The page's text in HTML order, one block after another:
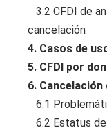
3.2 CFDI de
cancelación
4. Casos de
5. CFDI por
6. Cancelación
6.1
6.2 Estatus